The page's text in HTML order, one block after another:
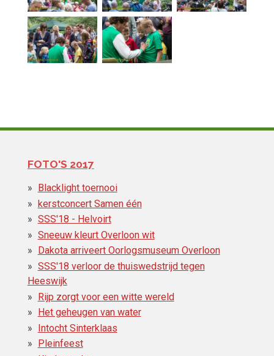
FOTO'S 2017
Blacklight toernooi
kerstconcert Samen één
SSS'18 - Helvoirt
Sneeuw kleurt Overloon wit
Dakota arriveert Oorlogsmuseum Overloon
SSS'18 verloor de thuiswedstrijd tegen
Heeswijk
Rijp zorgt voor een witte wereld
Het geheugen van water
Intocht Sinterklaas
Pleinfeest